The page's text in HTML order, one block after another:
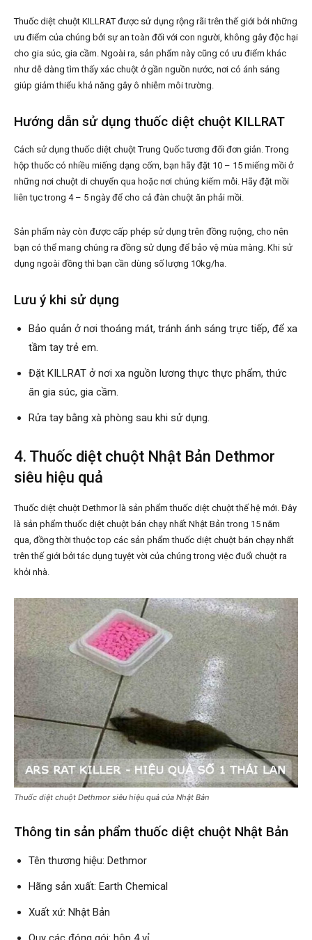
Thuốc diệt chuột KILLRAT được sử dụng rộng rãi trên thế giới bởi những
ưu điểm của chúng bởi sự an toàn đối với con người, không gây độc hại
cho gia súc, gia cầm. Ngoài ra, sản phẩm này cũng có ưu điểm khác
như dễ dàng tìm thấy xác chuột ở gần nguồn nước, nơi có ánh sáng
giúp giảm thiểu khả năng gây ô nhiễm môi trường.
Hướng dẫn sử dụng thuốc diệt chuột KILLRAT
Cách sử dụng thuốc diệt chuột Trung Quốc tương đối đơn giản. Trong
hộp thuốc có nhiều miếng dạng cốm, bạn hãy đặt 10 – 15 miếng mồi ở
những nơi chuột di chuyển qua hoặc nơi chúng kiếm mỗi. Hãy đặt mồi
liên tục trong 4 – 5 ngày để cho cả đàn chuột ăn phải mồi.
Sản phẩm này còn được cấp phép sử dụng trên đồng ruộng, cho nên
bạn có thể mang chúng ra đồng sử dụng để bảo vệ mùa màng. Khi sử
dụng ngoài đồng thì bạn cần dùng số lượng 10kg/ha.
Lưu ý khi sử dụng
Bảo quản ở nơi thoáng mát, tránh ánh sáng trực tiếp, để xa
tầm tay trẻ em.
Đặt KILLRAT ở nơi xa nguồn lương thực thực phẩm, thức
ăn gia súc, gia cầm.
Rửa tay bằng xà phòng sau khi sử dụng.
4. Thuốc diệt chuột Nhật Bản Dethmor
siêu hiệu quả
Thuốc diệt chuột Dethmor là sản phẩm thuốc diệt chuột thế hệ mới. Đây
là sản phẩm thuốc diệt chuột bán chạy nhất Nhật Bản trong 15 năm
qua, đồng thời thuộc top các sản phẩm thuốc diệt chuột bán chạy nhất
trên thế giới bởi tác dụng tuyệt vời của chúng trong việc đuổi chuột ra
khỏi nhà.
Thuốc diệt chuột Dethmor siêu hiệu quả của Nhật Bản
Thông tin sản phẩm thuốc diệt chuột Nhật Bản
Tên thương hiệu: Dethmor
Hãng sản xuất: Earth Chemical
Xuất xứ: Nhật Bản